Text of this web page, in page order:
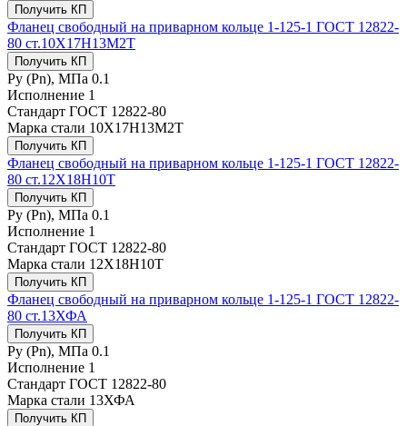
Получить КП
Фланец свободный на приварном кольце 1-125-1 ГОСТ 12822-
80 ст.10Х17Н13М2Т
Получить КП
Ру (Рn), МПа 0.1
Исполнение 1
Стандарт ГОСТ 12822-80
Марка стали 10Х17Н13М2Т
Получить КП
Фланец свободный на приварном кольце 1-125-1 ГОСТ 12822-
80 ст.12Х18Н10Т
Получить КП
Ру (Рn), МПа 0.1
Исполнение 1
Стандарт ГОСТ 12822-80
Марка стали 12Х18Н10Т
Получить КП
Фланец свободный на приварном кольце 1-125-1 ГОСТ 12822-
80 ст.13ХФА
Получить КП
Ру (Рn), МПа 0.1
Исполнение 1
Стандарт ГОСТ 12822-80
Марка стали 13ХФА
Получить КП